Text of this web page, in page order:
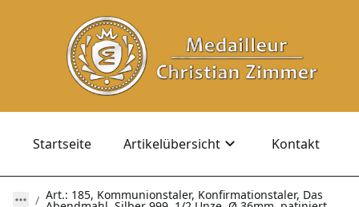
Startseite Artikelübersicht Kontakt
Art.: 185, Kommunionstaler, Konfirmationstaler, Das